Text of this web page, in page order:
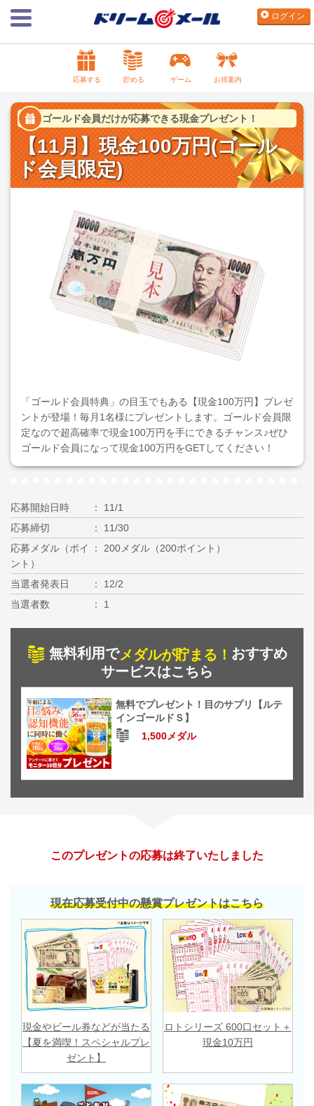
ログイン
応募する 貯める ゲーム お得案内
ゴールド会員だけが応募できる現金プレゼント！
【11月】現金100万円(ゴール
ド会員限定)
「ゴールド会員特典」の目玉でもある【現金100万円】プレゼ
ントが登場！毎月1名様にプレゼントします。ゴールド会員限
定なので超高確率で現金100万円を手にできるチャンス♪ぜひ
ゴールド会員になって現金100万円をGETしてください！
応募開始日時
11/1
応募締切
11/30
応募メダル（ポイ
ント）
200メダル（200ポイント）
当選者発表日
12/2
当選者数
1
無料利用でメダルが貯まる！ おすすめ
サービスはこちら
無料でプレゼント！目のサプリ【ルテ
インゴールドＳ】
1,500メダル
このプレゼントの応募は終了いたしました
現在応募受付中の懸賞プレゼントはこちら
現金やビール券などが当たる
【夏を満喫！スペシャルプレ
ゼント】
ロトシリーズ 600口セット＋
現金10万円